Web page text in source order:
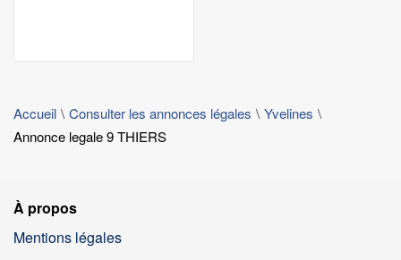
Accueil Consulter les annonces légales
Yvelines
Annonce legale 9 THIERS
À propos
Mentions légales